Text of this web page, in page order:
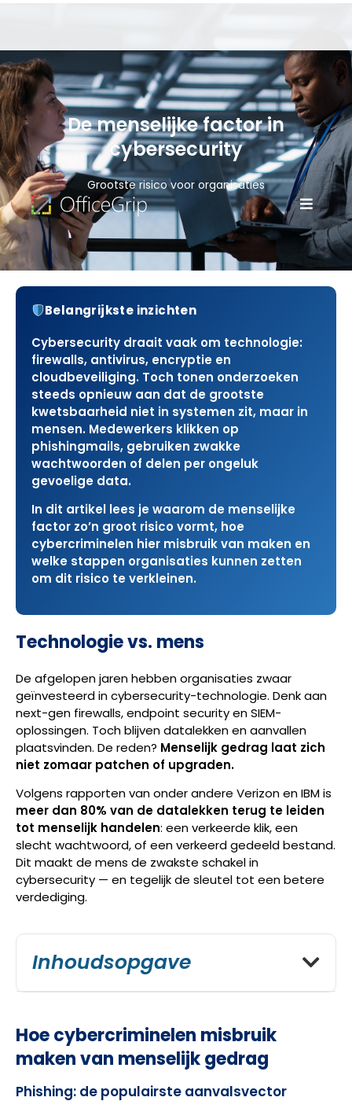
De menselijke factor in
cybersecurity
Grootste risico voor organisaties
Belangrijkste inzichten
Cybersecurity draait vaak om technologie:
firewalls, antivirus, encryptie en
cloudbeveiliging. Toch tonen onderzoeken
steeds opnieuw aan dat de grootste
kwetsbaarheid niet in systemen zit, maar in
mensen. Medewerkers klikken op
phishingmails, gebruiken zwakke
wachtwoorden of delen per ongeluk
gevoelige data.
In dit artikel lees je waarom de menselijke
factor zo’n groot risico vormt, hoe
cybercriminelen hier misbruik van maken en
welke stappen organisaties kunnen zetten
om dit risico te verkleinen.
Technologie vs. mens
De afgelopen jaren hebben organisaties zwaar
geïnvesteerd in cybersecurity-technologie. Denk aan
next-gen firewalls, endpoint security en SIEM-
oplossingen. Toch blijven datalekken en aanvallen
plaatsvinden. De reden? Menselijk gedrag laat zich
niet zomaar patchen of upgraden.
Volgens rapporten van onder andere Verizon en IBM is
meer dan 80% van de datalekken terug te leiden
tot menselijk handelen: een verkeerde klik, een
slecht wachtwoord, of een verkeerd gedeeld bestand.
Dit maakt de mens de zwakste schakel in
cybersecurity — en tegelijk de sleutel tot een betere
verdediging.
Inhoudsopgave
Hoe cybercriminelen misbruik
maken van menselijk gedrag
Phishing: de populairste aanvalsvector